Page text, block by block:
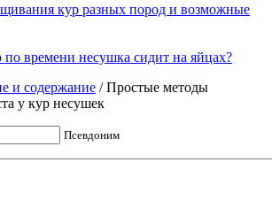
кур разных пород и возможные
по времени несушка сидит на яйцах?
и содержание /Простые методы
у кур несушек
Псевдоним